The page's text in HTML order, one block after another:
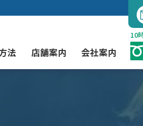
容
キ
ッ
法 店舗案内 会社案内
10